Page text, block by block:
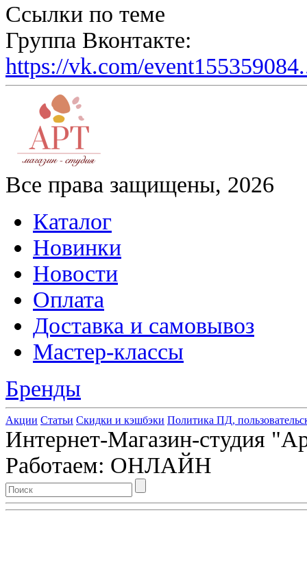
Ссылки по теме
Группа Вконтакте:
https://vk.com/
Все права защищены, 2026
Каталог
Новинки
Новости
Оплата
Доставка и самовывоз
Мастер-классы
Бренды
Акции Статьи Скидки и кэшбэки Политика ПД,
Интернет-Магазин-студия
Работаем: ОНЛАЙН